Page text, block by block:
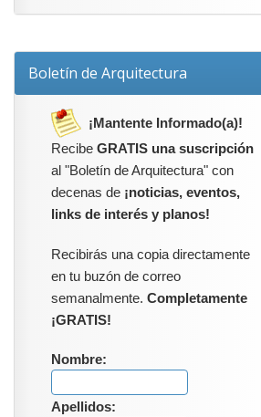
Boletín de Arquitectura
¡Mantente Informado(a)!
Recibe GRATIS una suscripción
al "Boletín de Arquitectura" con
decenas de ¡noticias, eventos,
links de interés y planos!
Recibirás una copia directamente
en tu buzón de correo
semanalmente. Completamente
¡GRATIS!
Nombre:
Apellidos: